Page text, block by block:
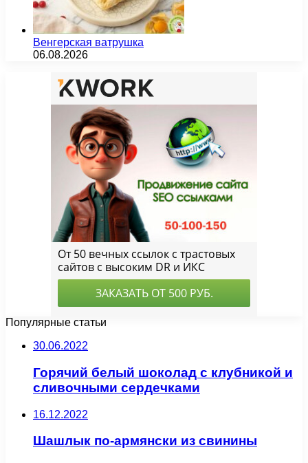
Венгерская ватрушка
06.08.2026
Популярные статьи
30.06.2022
Горячий белый шоколад с клубникой и
сливочными сердечками
16.12.2022
Шашлык по-армянски из свинины